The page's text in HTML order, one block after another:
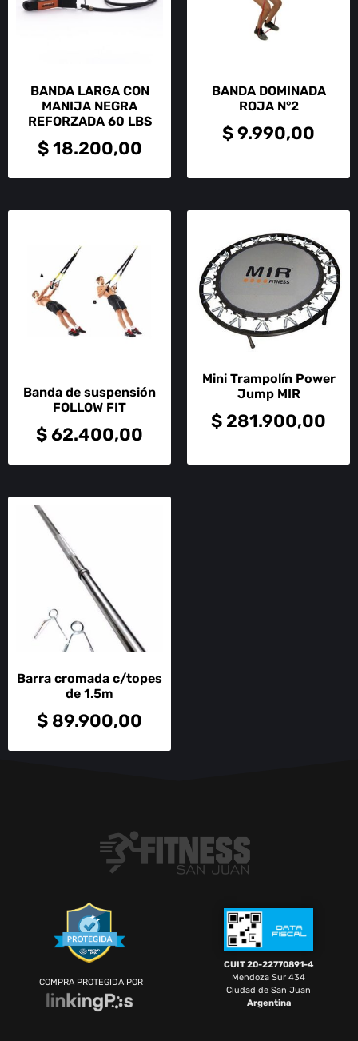
BANDA LARGA CON
MANIJA NEGRA
REFORZADA 60 LBS
$18.200,00
BANDA DOMINADA
ROJA N°2
$9.990,00
Banda de suspensión
FOLLOW FIT
$62.400,00
Mini Trampolín Power
Jump MIR
$ 281.900,00
Barra cromada c/topes
de 1.5m
$ 89.900,00
COMPRA PROTEGIDA POR
CUIT 20-22770891-4
Mendoza Sur 434
Ciudad de San Juan
Argentina